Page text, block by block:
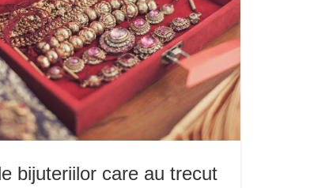
bijuteriilor care au trecut